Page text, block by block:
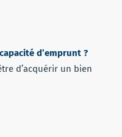
d’emprunt ?
d’acquérir un bien